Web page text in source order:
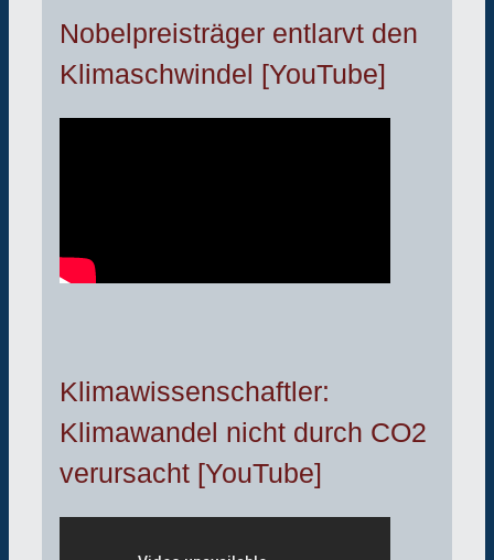
Nobelpreisträger entlarvt den
Klimaschwindel [YouTube]
Klimawissenschaftler:
Klimawandel nicht durch CO2
verursacht [YouTube]